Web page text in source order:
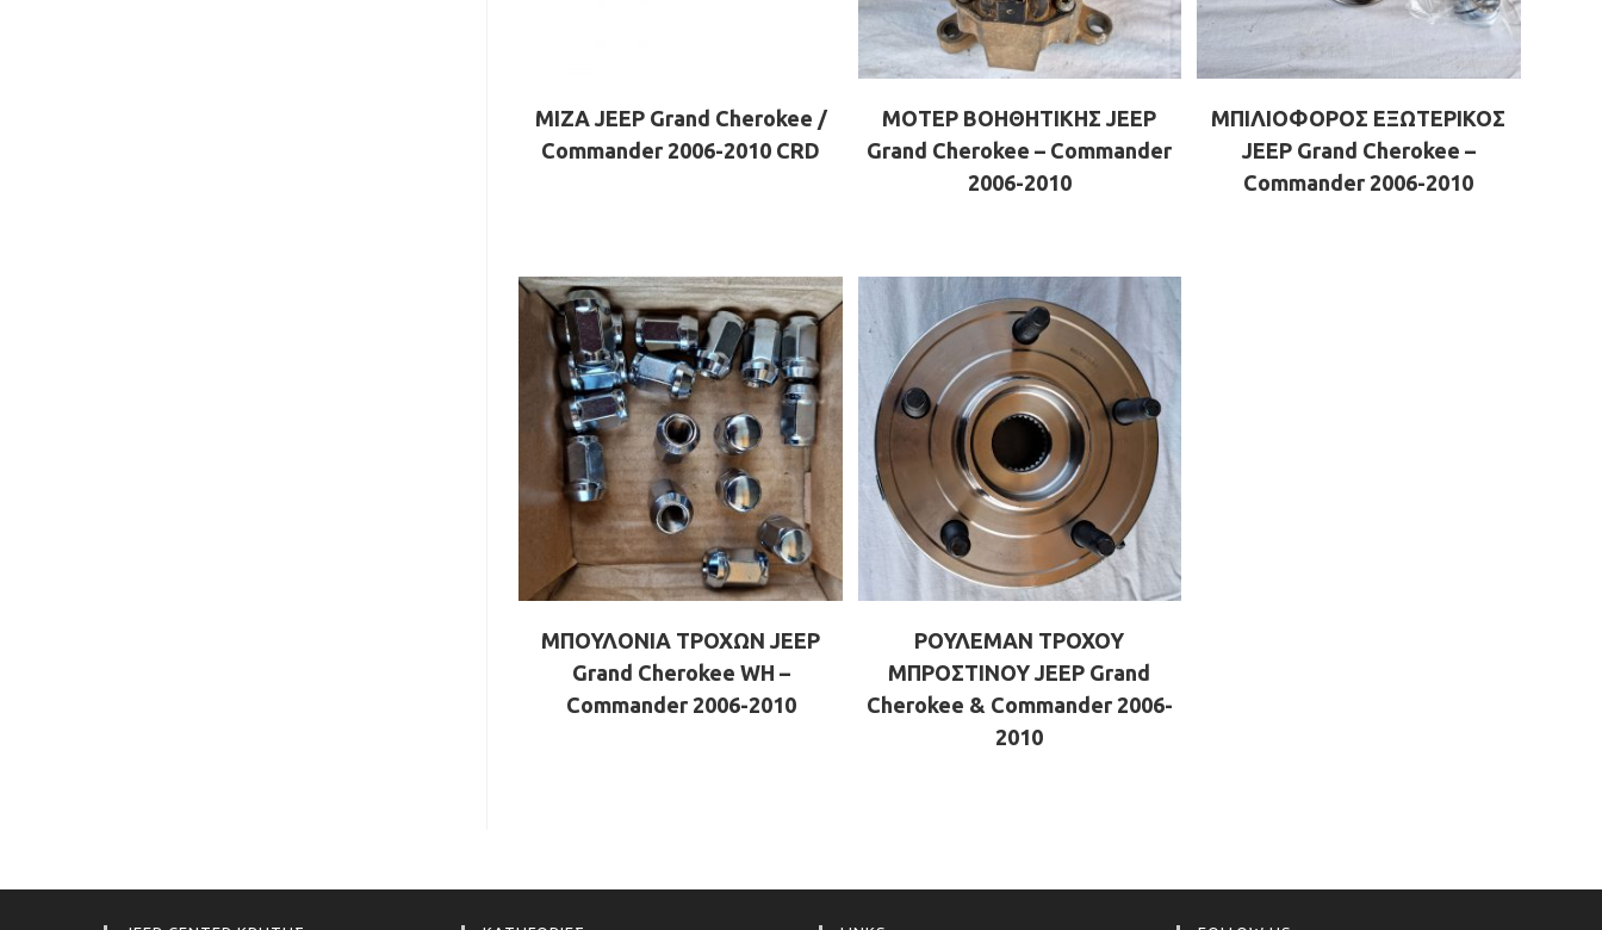
ΜΙΖΑ JEEP Grand Cherokee /
Commander 2006-2010 CRD
ΜΟΤΕΡ ΒΟΗΘΗΤΙΚΗΣ JEEP
Grand Cherokee – Commander
2006-2010
ΜΠΙΛΙΟΦΟΡΟΣ ΕΞΩΤΕΡΙΚΟΣ
JEEP Grand Cherokee –
Commander 2006-2010
ΜΠΟΥΛΟΝΙΑ ΤΡΟΧΩΝ JEEP
Grand Cherokee WH –
Commander 2006-2010
ΡΟΥΛΕΜΑΝ ΤΡΟΧΟΥ
ΜΠΡΟΣΤΙΝΟΥ JEEP Grand
Cherokee & Commander 2006-
2010